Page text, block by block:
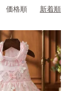
価格順 新着順